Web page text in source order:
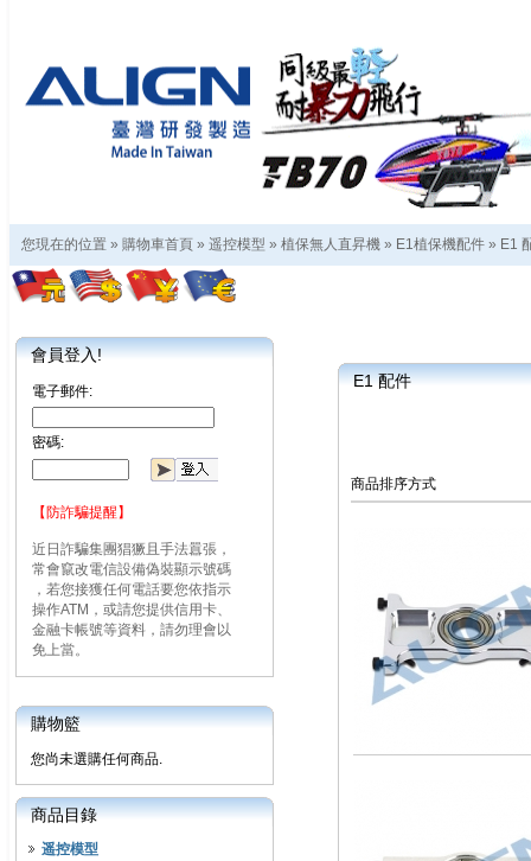
您現在的位置 » 購物車首頁 » 遥控模型 » 植保無人直昇機 » E1植保機配件 » E1
會員登入!
電子郵件:
密碼:
【防詐騙提醒】
近日詐騙集團猖獗且手法囂張，
常會竄改電信設備偽裝顯示號碼
，若您接獲任何電話要您依指示
操作ATM，或請您提供信用卡、
金融卡帳號等資料，請勿理會以
免上當。
購物籃
您尚未選購任何商品.
商品目錄
遥控模型
E1 配件
商品排序方式